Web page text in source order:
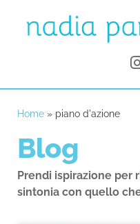
Home » piano d'azione
Blog
Prendi ispirazione per
sintonia con quello